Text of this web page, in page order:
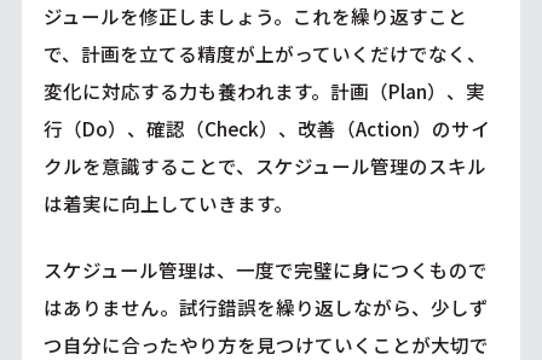
ジュールを修正しましょう。これを繰り返すこと
で、計画を立てる精度が上がっていくだけでなく、
変化に対応する力も養われます。計画（Plan）、実
行（Do）、確認（Check）、改善（Action）のサイ
クルを意識することで、スケジュール管理のスキル
は着実に向上していきます。
スケジュール管理は、一度で完璧に身につくもので
はありません。試行錯誤を繰り返しながら、少しず
つ自分に合ったやり方を見つけていくことが大切で